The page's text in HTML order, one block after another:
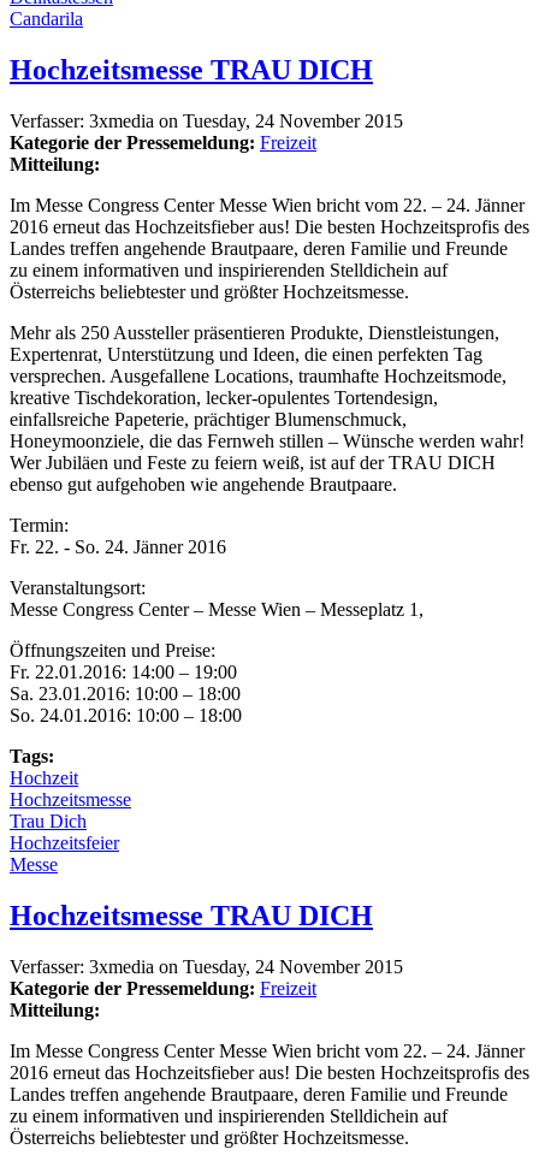
Candarila
Hochzeitsmesse TRAU DICH
Verfasser: 3xmedia on Tuesday, 24 November 2015
Kategorie der Pressemeldung: Freizeit
Mitteilung:
Im Messe Congress Center Messe Wien bricht vom 22. – 24. Jänner
2016 erneut das Hochzeitsfieber aus! Die besten Hochzeitsprofis des
Landes treffen angehende Brautpaare, deren Familie und Freunde
zu einem informativen und inspirierenden Stelldichein auf
Österreichs beliebtester und größter Hochzeitsmesse.
Mehr als 250 Aussteller präsentieren Produkte, Dienstleistungen,
Expertenrat, Unterstützung und Ideen, die einen perfekten Tag
versprechen. Ausgefallene Locations, traumhafte Hochzeitsmode,
kreative Tischdekoration, lecker-opulentes Tortendesign,
einfallsreiche Papeterie, prächtiger Blumenschmuck,
Honeymoonziele, die das Fernweh stillen – Wünsche werden wahr!
Wer Jubiläen und Feste zu feiern weiß, ist auf der TRAU DICH
ebenso gut aufgehoben wie angehende Brautpaare.
Termin:
Fr. 22. - So. 24. Jänner 2016
Veranstaltungsort:
Messe Congress Center – Messe Wien – Messeplatz 1,
Öffnungszeiten und Preise:
Fr. 22.01.2016: 14:00 – 19:00
Sa. 23.01.2016: 10:00 – 18:00
So. 24.01.2016: 10:00 – 18:00
Tags:
Hochzeit
Hochzeitsmesse
Trau Dich
Hochzeitsfeier
Messe
Hochzeitsmesse TRAU DICH
Verfasser: 3xmedia on Tuesday, 24 November 2015
Kategorie der Pressemeldung: Freizeit
Mitteilung:
Im Messe Congress Center Messe Wien bricht vom 22. – 24. Jänner
2016 erneut das Hochzeitsfieber aus! Die besten Hochzeitsprofis des
Landes treffen angehende Brautpaare, deren Familie und Freunde
zu einem informativen und inspirierenden Stelldichein auf
Österreichs beliebtester und größter Hochzeitsmesse.